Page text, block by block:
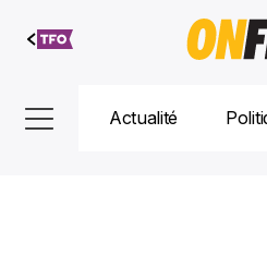
Aller au
contenu
Actualité